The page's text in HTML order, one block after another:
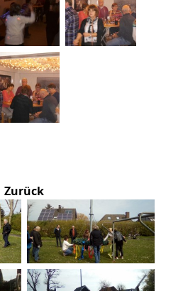
Zurück